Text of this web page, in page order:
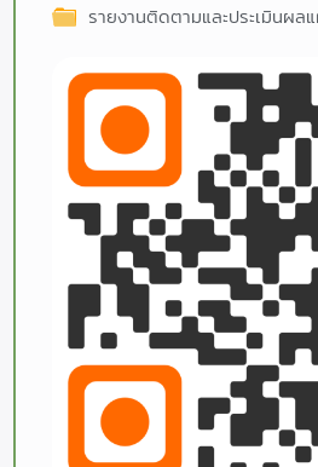
รายงานติดตามและประเมินผ